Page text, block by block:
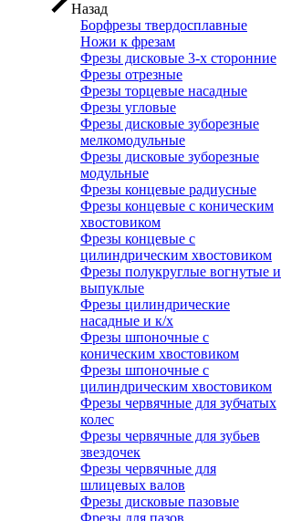
Назад
Борфрезы твердосплавные
Ножи к фрезам
Фрезы дисковые 3-х сторонние
Фрезы отрезные
Фрезы торцевые насадные
Фрезы угловые
Фрезы дисковые зуборезные
мелкомодульные
Фрезы дисковые зуборезные
модульные
Фрезы концевые радиусные
Фрезы концевые с коническим
хвостовиком
Фрезы концевые с
цилиндрическим хвостовиком
Фрезы полукруглые вогнутые и
выпуклые
Фрезы цилиндрические
насадные и к/х
Фрезы шпоночные с
коническим хвостовиком
Фрезы шпоночные с
цилиндрическим хвостовиком
Фрезы червячные для зубчатых
колес
Фрезы червячные для зубьев
звездочек
Фрезы червячные для
шлицевых валов
Фрезы дисковые пазовые
Фрезы для пазов